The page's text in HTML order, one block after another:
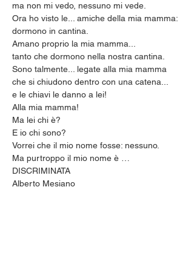
ma non mi vedo, nessuno mi vede.
Ora ho visto le... amiche della mia mamma:
dormono in cantina.
Amano proprio la mia mamma...
tanto che dormono nella nostra cantina.
Sono talmente... legate alla mia mamma
che si chiudono dentro con una catena...
e le chiavi le danno a lei!
Alla mia mamma!
Ma lei chi è?
E io chi sono?
Vorrei che il mio nome fosse: nessuno.
Ma purtroppo il mio nome è …
DISCRIMINATA
Alberto Mesiano